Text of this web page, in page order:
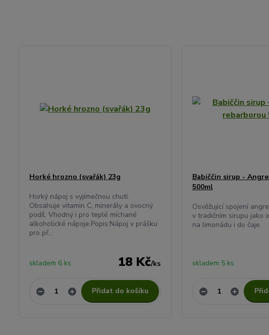
Horké hrozno (svařák) 23g
Horký nápoj s vyjímečnou chutí.
Obsahuje vitamin C, minerály a ovocný
podíl. Vhodný i pro teplé míchané
alkoholické nápoje.Popis:Nápoj v prášku
pro př...
18 Kč/ks
skladem 6 ks
Přidat do košíku
Babiččin sirup -
500ml
Osvěžující spojení
v tradičním sirupu jako
na limonádu i do čaje.
skladem 5 ks